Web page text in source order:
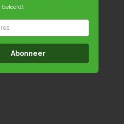
beloofd):
Abonneer